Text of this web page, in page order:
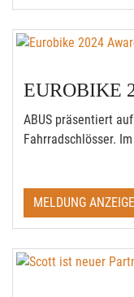
EUROBIKE
ABUS präsentiert
Fahrradschlösser.
MELDUNG